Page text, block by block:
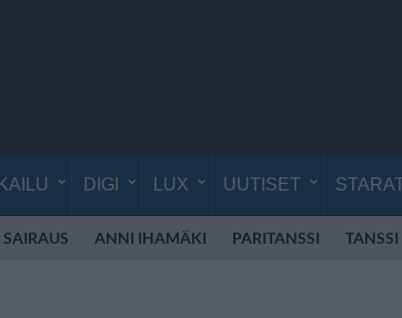
DIGI LUX UUTISET
SAIRAUS ANNI IHAMÄKI PARITANSSI TANSSI